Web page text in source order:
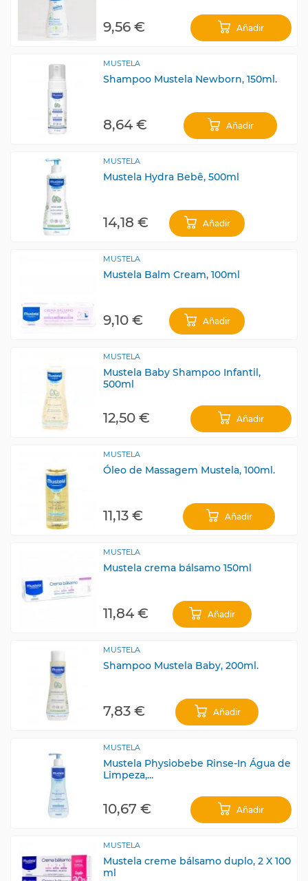
9,56 € Añadir
MUSTELA
Shampoo Mustela Newborn, 150ml.
8,64 € Añadir
MUSTELA
Mustela Hydra Bebê, 500ml
14,18 € Añadir
MUSTELA
Mustela Balm Cream, 100ml
9,10 € Añadir
MUSTELA
Mustela Baby Shampoo Infantil,
500ml
12,50 € Añadir
MUSTELA
Óleo de Massagem Mustela, 100ml.
11,13 € Añadir
MUSTELA
Mustela crema bálsamo 150ml
11,84 € Añadir
MUSTELA
Shampoo Mustela Baby, 200ml.
7,83 € Añadir
MUSTELA
Mustela Physiobebe Rinse-In Água de
Limpeza,...
10,67 € Añadir
MUSTELA
Mustela creme bálsamo duplo, 2 X 100
ml